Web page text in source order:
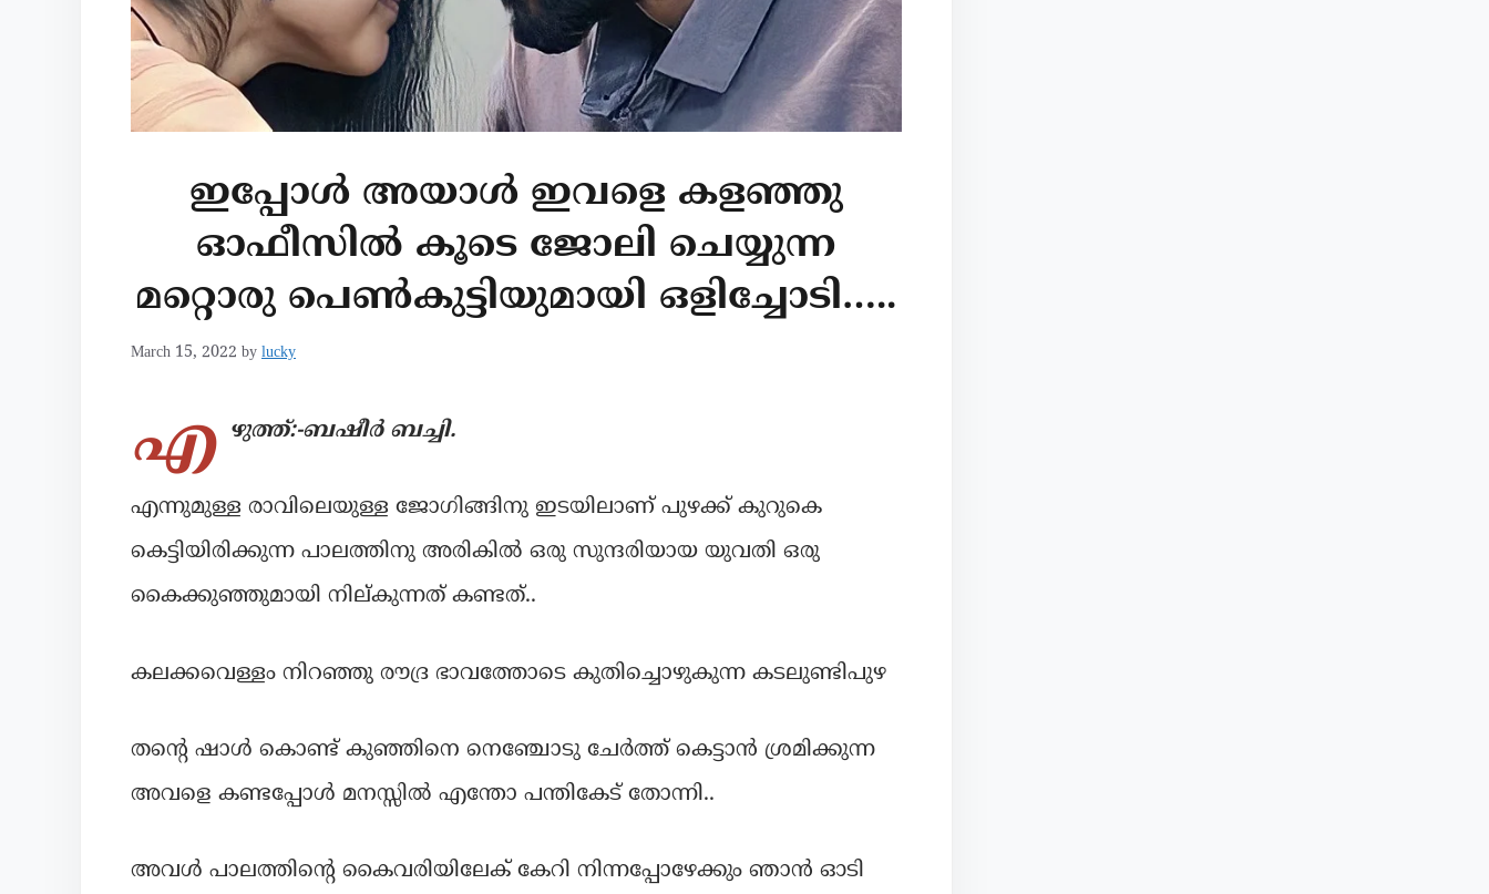
ഇപ്പോൾ അയാൾ ഇവളെ കളഞ്ഞു
ഓഫീസിൽ കൂടെ ജോലി ചെയ്യുന്ന
മറ്റൊരു പെൺകുട്ടിയുമായി ഒളിച്ചോടി…..
March 15, 2022 by lucky
എ ഴുത്ത്:-ബഷീർ ബച്ചി.
എന്നുമുള്ള രാവിലെയുള്ള ജോഗിങ്ങിനു ഇടയിലാണ് പുഴക്ക് കുറുകെ
കെട്ടിയിരിക്കുന്ന പാലത്തിനു അരികിൽ ഒരു സുന്ദരിയായ യുവതി ഒരു
കൈക്കുഞ്ഞുമായി നില്കുന്നത് കണ്ടത്..
കലക്കവെള്ളം നിറഞ്ഞു രൗദ്ര ഭാവത്തോടെ കുതിച്ചൊഴുകുന്ന കടലുണ്ടിപുഴ
തന്റെ ഷാൾ കൊണ്ട് കുഞ്ഞിനെ നെഞ്ചോടു ചേർത്ത് കെട്ടാൻ ശ്രമിക്കുന്ന
അവളെ കണ്ടപ്പോൾ മനസ്സിൽ എന്തോ പന്തികേട് തോന്നി..
അവൾ പാലത്തിന്റെ കൈവരിയിലേക് കേറി നിന്നപ്പോഴേക്കും ഞാൻ ഓടി